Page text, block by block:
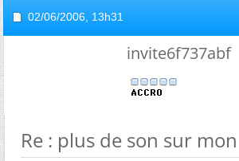
02/06/2006, 13h31
invite6f737abf
Re : plus de son sur